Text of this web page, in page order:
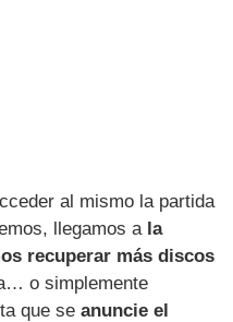
al mismo la partida
llegamos a la
recuperar más discos
o simplemente
que seanuncie el